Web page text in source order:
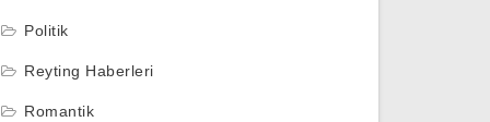
Politik
Reyting Haberleri
Romantik